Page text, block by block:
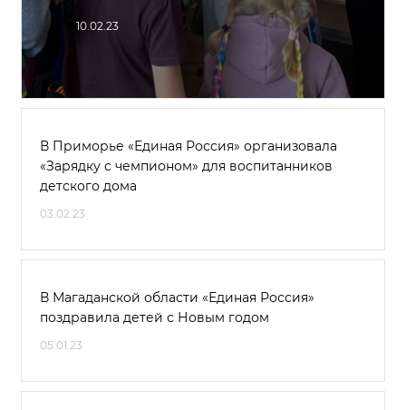
10.02.23
В Приморье «Единая Россия» организовала
«Зарядку с чемпионом» для воспитанников
детского дома
03.02.23
В Магаданской области «Единая Россия»
поздравила детей с Новым годом
05.01.23